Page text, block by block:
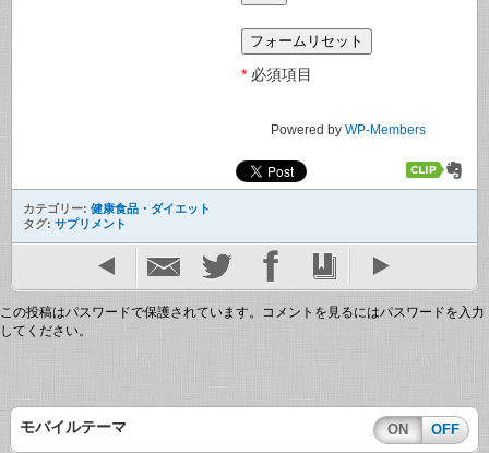
* 必須項目
Powered by WP-Members
カテゴリー: 健康食品・ダイエット
タグ: サプリメント
この投稿はパスワードで保護されています。コメントを見るにはパスワードを入力
してください。
モバイルテーマ ON OFF